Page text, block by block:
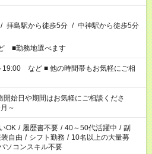
/ 拝島駅から徒歩5分 / 中神駅から徒歩5分
■勤務地選べます
時間帯もお気軽にご相
始日や期間はお気軽にご相談くださ
～
OK / 履歴書不要 / 40～50代活躍中 / 副
装自由 / シフト勤務 / 10名以上の大量募
ソコンスキル不要